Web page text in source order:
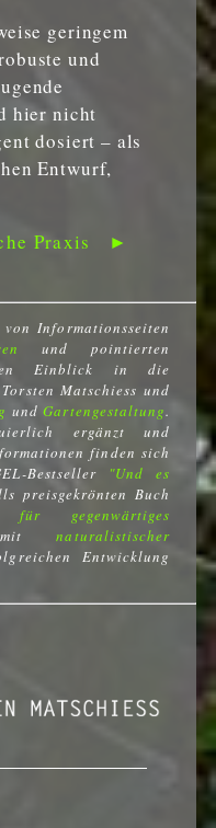
geringem
und
hier nicht
dosiert – als
Entwurf,
Praxis
►
Informationsseiten
und pointierten
Einblick in die
Matschiess und
undGartengestaltung.
ergänzt und
finden sich
Bestseller
"Und es
preisgekrönten Buch
für gegenwärtiges
mitnaturalistischer
Entwicklung